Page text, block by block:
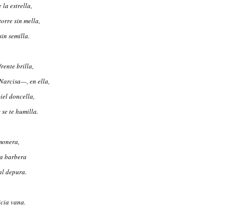
la estrella,
sin mella,
semilla.
brilla,
en ella,
doncella,
te humilla.
barbera
depura.
vana.